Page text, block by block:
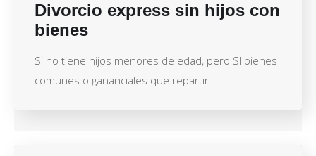
Divorcio express sin hijos con
bienes
Si no tiene hijos menores de edad, pero SI bienes
comunes o gananciales que repartir